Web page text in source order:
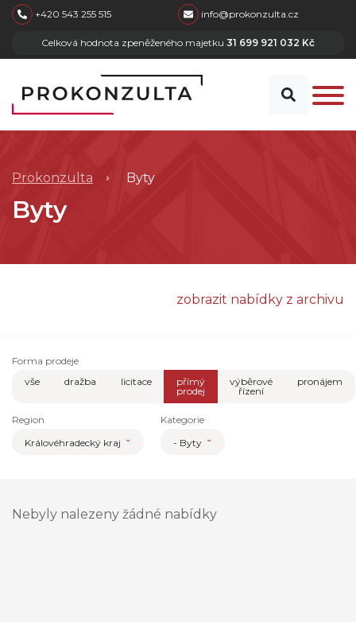
skip to main content
+420 543 255 515 info@prokonzulta.cz
Celková hodnota zpeněženého majetku 31 699 921 032 Kč
Prokonzulta Byty
Byty
zobrazit nabídky z archivu
Forma prodeje
vše
dražba licitace
přímý
prodej
výběrové
řízení
pronájem
Region
Královéhradecký kraj
Kategorie
- Byty
Nebyly nalezeny žádné nabídky